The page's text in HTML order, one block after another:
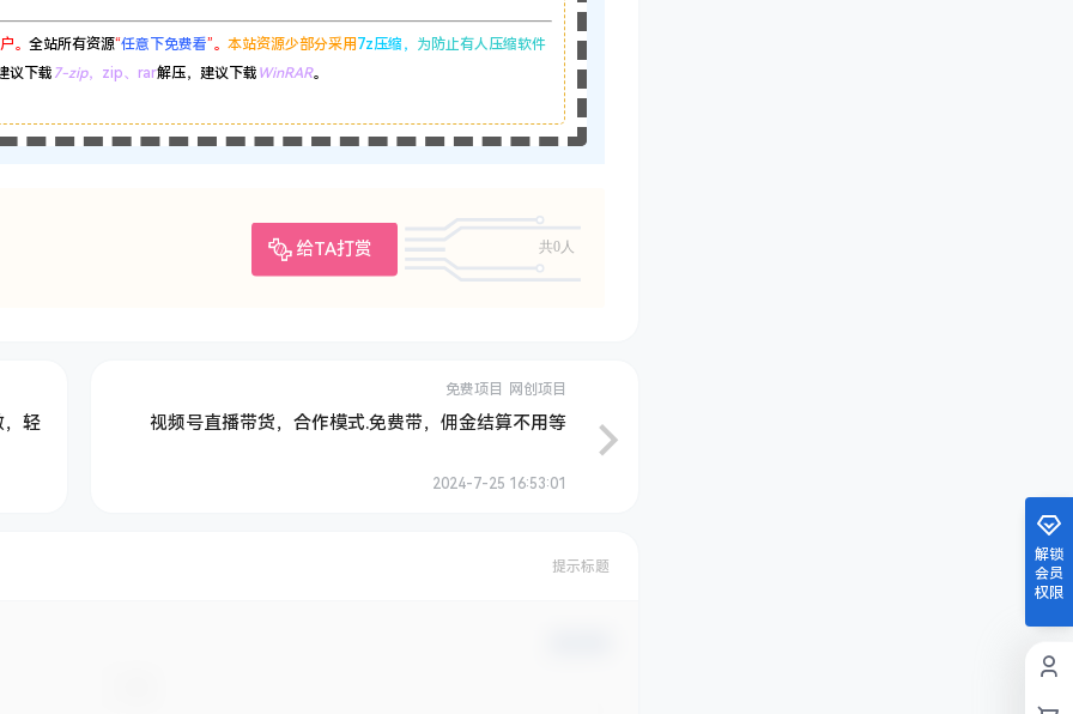
。 全站所有资源“任意下免费看”。 本站资源少部分采用 7z压缩， 为防止有人压缩软件
议下载 7-zip，zip、rar解压，建议下载 WinRAR。
给TA打赏 共0人
，轻
免费项目 网创项目
视频号直播带货，合作模式.免费带，佣金结算不用等
2024-7-25 16:53:01
提示标题
解锁
会员
权限